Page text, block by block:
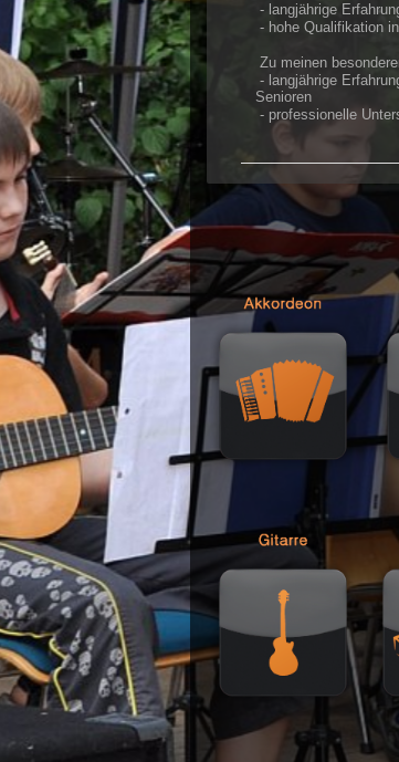
- langjährige
- hohe Qualifikation
Zu meinen
- langjährige
Senioren
- professionelle